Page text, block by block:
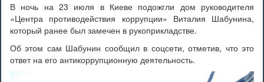
В ночь на 23 июля в Киеве подожгли дом руководителя
«Центра противодействия коррупции» Виталия Шабунина,
который ранее был замечен в рукоприкладстве.
Об этом сам Шабунин сообщил в соцсети, отметив, что это
ответ на его антикоррупционную деятельность.